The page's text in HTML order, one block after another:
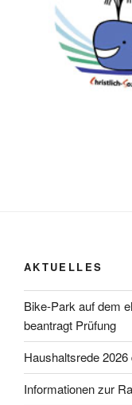
AKTUELLES
Bike-Park auf dem
beantragt Prüfung
Haushaltsrede
Informationen zur